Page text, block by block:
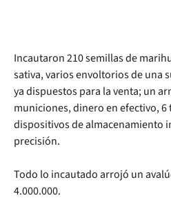
Incautaron 210 semillas de
sativa, varios envoltorios de una
ya dispuestos para la venta; un
municiones, dinero en efectivo,
dispositivos de almacenamiento
precisión.
Todo lo incautado arrojó un
4.000.000.